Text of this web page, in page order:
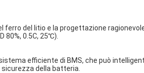
del litio e la progettazione
80%, 0.5C, 25℃).
efficiente di BMS, che può
della batteria.